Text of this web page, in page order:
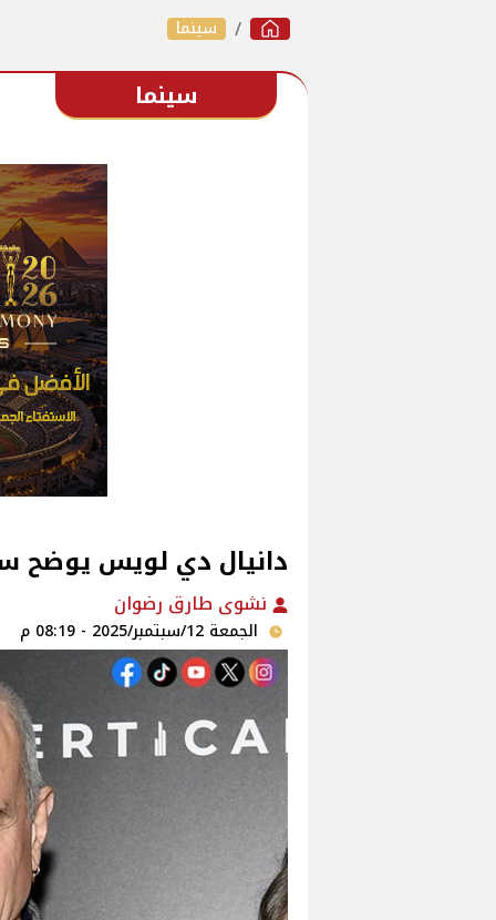
سينما
سينما
دانيال دي لويس يوضح
نشوى طارق رضوان
الجمعة 12/سبتمبر/2025 - 08:19 م